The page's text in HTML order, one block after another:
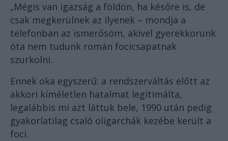
„Mégis van igazság a földön, ha későre is, de
csak megkerülnek az ilyenek – mondja a
telefonban az ismerősöm, akivel gyerekkorunk
óta nem tudunk román focicsapatnak
szurkolni.
Ennek oka egyszerű: a rendszerváltás előtt az
akkori kíméletlen hatalmat legitimálta,
legalábbis mi azt láttuk bele, 1990 után pedig
gyakorlatilag csaló oligarchák kezébe került a
foci.